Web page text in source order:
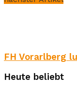
FH Vorarlberg
Heute beliebt